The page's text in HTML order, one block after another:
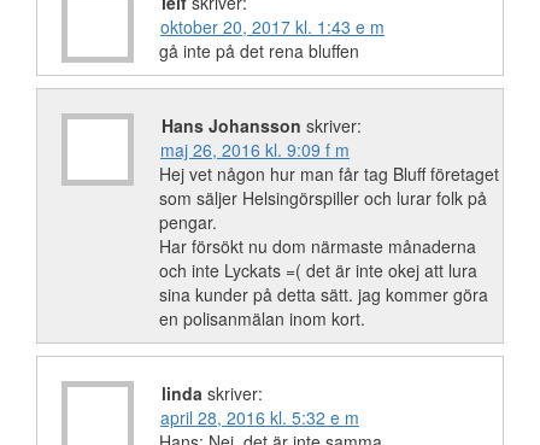
oktober 20, 2017 kl. 1:43 e m
gå inte på det rena bluffen
Hans Johansson skriver:
maj 26, 2016 kl. 9:09 f m
Hej vet någon hur man får tag Bluff företaget
som säljer Helsingörspiller och lurar folk på
pengar.
Har försökt nu dom närmaste månaderna
och inte Lyckats =( det är inte okej att lura
sina kunder på detta sätt. jag kommer göra
en polisanmälan inom kort.
linda skriver:
april 28, 2016 kl. 5:32 e m